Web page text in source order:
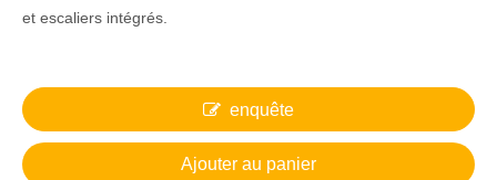
et escaliers intégrés.
enquête
Ajouter au panier